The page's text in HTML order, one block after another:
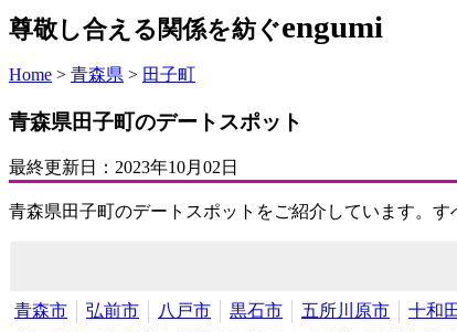
尊敬し合える関係を紡ぐengumi
Home > 青森県 > 田子町
青森県田子町のデートスポット
最終更新日： 2023年10月02日
青森県田子町のデートスポットをご紹介しています。
青森市 弘前市 八戸市 黒石市 五所川原市 十和